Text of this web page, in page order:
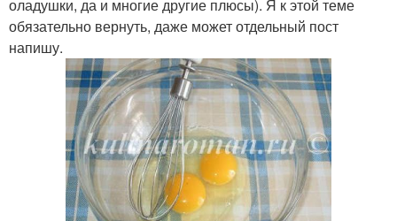
оладушки, да и многие другие плюсы). Я к этой теме
обязательно вернуть, даже может отдельный пост
напишу.